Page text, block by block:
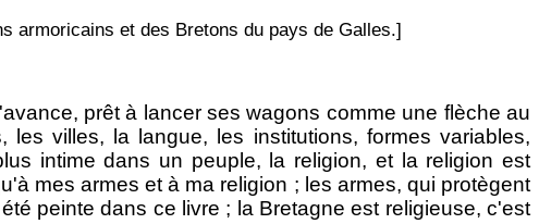
armoricains et des Bretons du pays de Galles.]
prêt à lancer ses wagons comme une flèche au
villes, la langue, les institutions, formes variables,
intime dans un peuple, la religion, et la religion est
mes armes et à ma religion ; les armes, qui protègent
peinte dans ce livre ; la Bretagne est religieuse, c'est